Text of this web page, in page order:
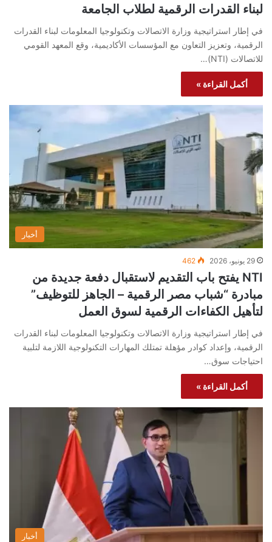
لبناء القدرات الرقمية لطلاب الجامعة
في إطار استراتيجية وزارة الاتصالات وتكنولوجيا المعلومات لبناء القدرات
الرقمية، وتعزيز التعاون مع المؤسسات الأكاديمية، وقع المعهد القومي
للاتصالات (NTI)…
أكمل القراءة »
أخبار
29 يونيو، 2026 462
NTI يفتح باب التقديم لاستقبال دفعة جديدة من
مبادرة “شباب مصر الرقمية – الجاهز للتوظيف”
لتأهيل الكفاءات الرقمية لسوق العمل
في إطار استراتيجية وزارة الاتصالات وتكنولوجيا المعلومات لبناء القدرات
الرقمية، وإعداد كوادر مؤهلة تمتلك المهارات التكنولوجية اللازمة لتلبية
احتياجات سوق…
أكمل القراءة »
أخبار